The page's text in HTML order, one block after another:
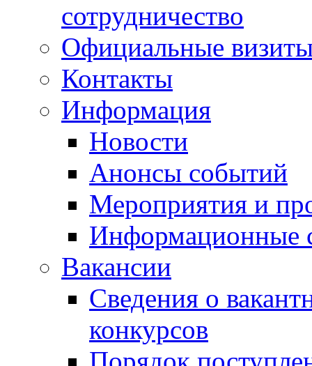
сотрудничество
Официальные
Контакты
Информация
Новости
Анонсы событий
Мероприятия и
Информационные
Вакансии
Сведения о
конкурсов